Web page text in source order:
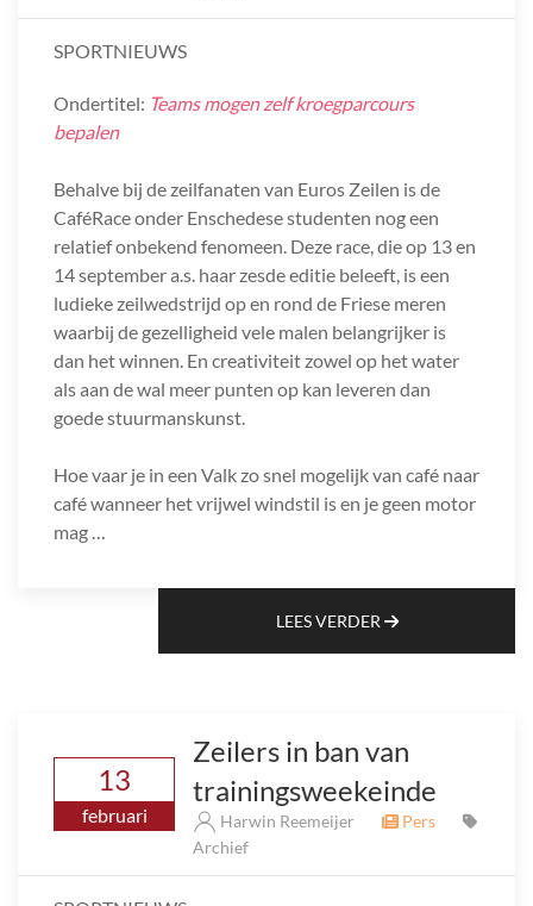
SPORTNIEUWS
Ondertitel: Teams mogen zelf kroegparcours
bepalen
Behalve bij de zeilfanaten van Euros Zeilen is de
CaféRace onder Enschedese studenten nog een
relatief onbekend fenomeen. Deze race, die op 13 en
14 september a.s. haar zesde editie beleeft, is een
ludieke zeilwedstrijd op en rond de Friese meren
waarbij de gezelligheid vele malen belangrijker is
dan het winnen. En creativiteit zowel op het water
als aan de wal meer punten op kan leveren dan
goede stuurmanskunst.
Hoe vaar je in een Valk zo snel mogelijk van café naar
café wanneer het vrijwel windstil is en je geen motor
mag …
LEES VERDER
13
februari
Zeilers in ban van
trainingsweekeinde
Harwin Reemeijer
Pers
Archief